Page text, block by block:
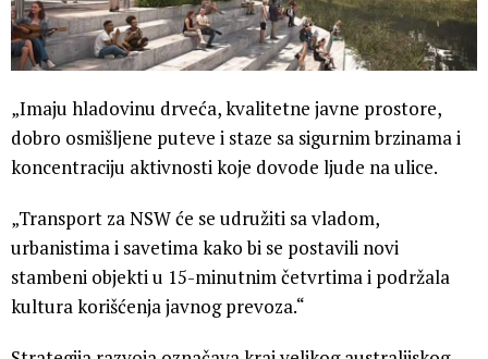
„Imaju hladovinu drveća, kvalitetne javne prostore,
dobro osmišljene puteve i staze sa sigurnim brzinama i
koncentraciju aktivnosti koje dovode ljude na ulice.
„Transport za NSW će se udružiti sa vladom,
urbanistima i savetima kako bi se postavili novi
stambeni objekti u 15-minutnim četvrtima i podržala
kultura korišćenja javnog prevoza.“